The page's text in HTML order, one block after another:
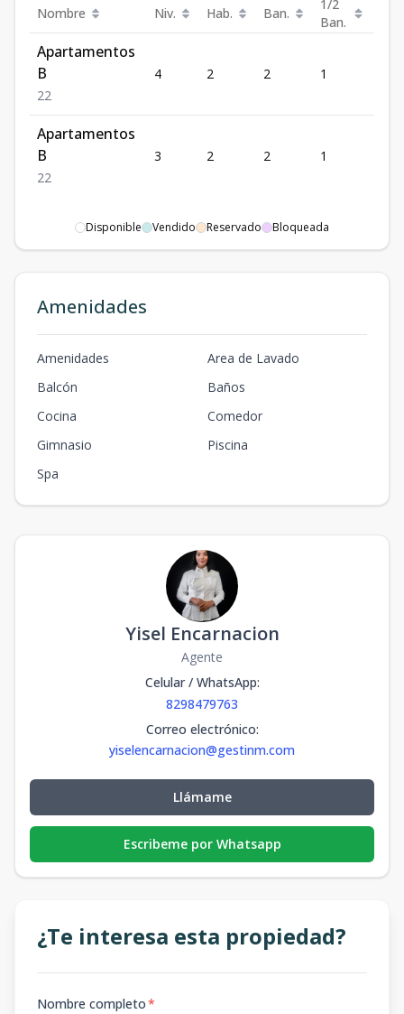
Nombre Niv. Hab. Ban.
1/2
Ban.
Apartamentos
B
22
4 2 2 1
Apartamentos
B
22
3 2 2 1
Disponible Vendido Reservado Bloqueada
Amenidades
Amenidades
Area de Lavado
Balcón
Baños
Cocina
Comedor
Gimnasio
Piscina
Spa
Yisel Encarnacion
Agente
Celular / WhatsApp:
8298479763
Correo electrónico:
yiselencarnacion@gestinm.com
Llámame
Escribeme por Whatsapp
¿Te interesa esta propiedad?
Nombre completo*